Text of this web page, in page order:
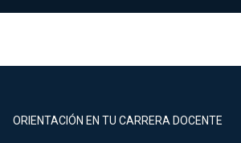
ORIENTACIÓN EN TU CARRERA DOCENTE